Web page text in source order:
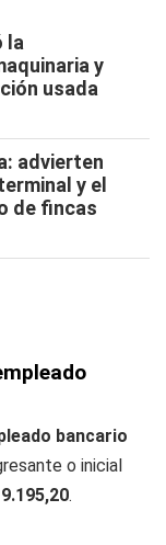
la
y
usada
advierten
y el
de fincas
bancario
o inicial
.